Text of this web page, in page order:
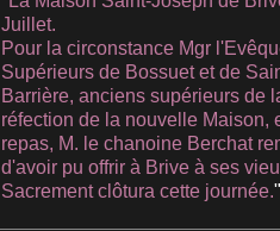
Juillet.
Pour la circonstance Mgr
Supérieurs de Bossuet et de
Barrière, anciens supérieurs de
réfection de la nouvelle Maison,
repas, M. le chanoine Berchat
d'avoir pu offrir à Brive à ses
Sacrement clôtura cette journée."